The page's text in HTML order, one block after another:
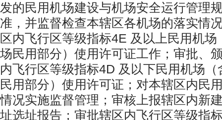
发的民用机场建设与机场安全运行管理
准，并监督检查本辖区各机场的落实情
区内飞行区等级指标4E 及以上民用机场
场民用部分）使用许可证工作；审批、
内飞行区等级指标4D 及以下民用机场
民用部分）使用许可证；对本辖区内民
情况实施监督管理；审核上报辖区内新
址选址报告；审批辖区内飞行区等级指